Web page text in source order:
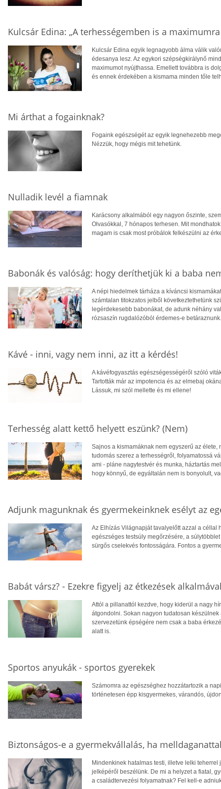
Kulcsár Edina: „A terhességemben is a
Kulcsár Edina egyik legnagyobb álma válik
édesanya lesz. Az egykori szépségkirálynő
maximumot nyújthassa. Emellett továbbra is
és ennek érdekében a kismama minden tőle
Mi árthat a fogainknak?
Fogaink egészségét az egyik legnehezebb
Nézzük, hogy mégis mit tehetünk.
Nulladik levél a fiamnak
Karácsony alkalmából egy nagyon őszinte,
Olvasókkal, 7 hónapos terhesen. Mit
magam is csak most próbálok felkészülni az
Babonák és valóság: hogy deríthetjük ki a baba
A népi hiedelmek tárháza a kíváncsi
számtalan titokzatos jelből következtethetünk
legérdekesebb babonákat, de adunk néhány
rózsaszín rugdalózóból érdemes-e betáraznunk.
Kávé - inni, vagy nem inni, az itt a kérdés!
A kávéfogyasztás egészségességéről szóló
Tartották már az impotencia és az elmebaj
Lássuk, mi szól mellette és mi ellene!
Terhesség alatt kettő helyett eszünk? (Nem)
Sajnos a kismamáknak nem egyszerű az
tudomás szerez a terhességről, folyamatossá
ami - pláne nagytestvér és munka, háztartás
hogy könnyű, de egyáltalán nem is bonyolult,
Adjunk magunknak és gyermekeinknek esélyt az
Az Elhízás Világnapját tavalyelőtt azzal a céllal
egészséges testsúly megőrzésére, a
sürgős cselekvés fontosságára. Fontos a
Babát vársz? - Ezekre figyelj az étkezések
Attól a pillanattól kezdve, hogy kiderül a nagy
átgondolni. Sokan nagyon tudatosan
szervezetünk épségére nem csak a baba
alatt is.
Sportos anyukák - sportos gyerekek
Számomra az egészséghez hozzátartozik a
történetesen épp kisgyermekes, várandós,
Biztonságos-e a gyermekvállalás, ha
Mindenkinek hatalmas testi, illetve lelki
jelképéről beszélünk. De mi a helyzet a fiatal,
a családtervezési folyamatnak? Fel kell-e